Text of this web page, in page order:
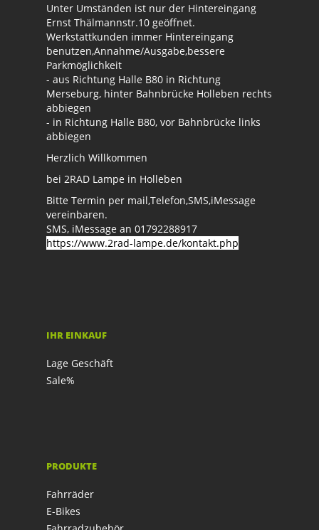
Unter Umständen ist nur der Hintereingang
Ernst Thälmannstr.10 geöffnet.
Werkstattkunden immer Hintereingang
benutzen,Annahme/Ausgabe,bessere
Parkmöglichkeit
- aus Richtung Halle B80 in Richtung
Merseburg, hinter Bahnbrücke Holleben rechts
abbiegen
- in Richtung Halle B80, vor Bahnbrücke links
abbiegen
Herzlich Willkommen
bei 2RAD Lampe in Holleben
Bitte Termin per mail,Telefon,SMS,iMessage
vereinbaren.
SMS, iMessage an 01792288917
https://www.2rad-lampe.de/kontakt.php
IHR EINKAUF
Lage Geschäft
Sale%
PRODUKTE
Fahrräder
E-Bikes